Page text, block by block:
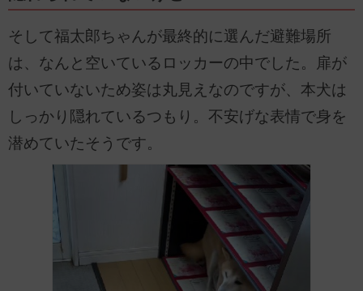
そして福太郎ちゃんが最終的に選んだ避難場所
は、なんと空いているロッカーの中でした。扉が
付いていないため姿は丸見えなのですが、本犬は
しっかり隠れているつもり。不安げな表情で身を
潜めていたそうです。